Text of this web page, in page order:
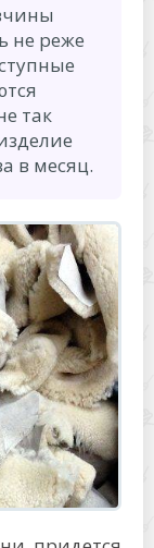
не реже
так
в месяц.